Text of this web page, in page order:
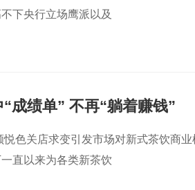
下央行立场鹰派以及
成绩单” 不再“躺着赚钱”
色关店求变引发市场对新式茶饮商业
直以来为各类新茶饮